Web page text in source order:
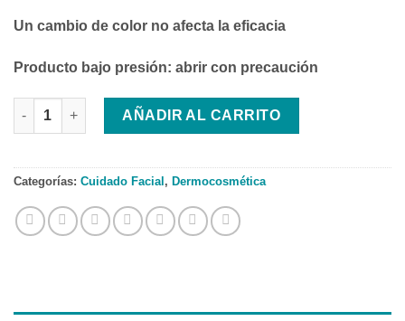
Un cambio de color no afecta la eficacia
Producto bajo presión: abrir con precaución
ENDOCARE VITAMINA C20 SERUM cantidad
AÑADIR AL CARRITO
Categorías: Cuidado Facial, Dermocosmética